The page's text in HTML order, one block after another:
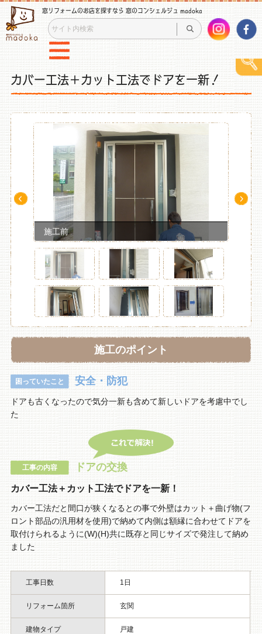
窓リフォームのお店を探すなら 窓のコンシェルジュ madoka
カバー工法＋カット工法でドアを一新！
施工前
施工のポイント
困っていたこと 安全・防犯
ドアも古くなったので気分一新も含めて新しいドアを考慮中でし
た
工事の内容 ドアの交換
カバー工法＋カット工法でドアを一新！
カバー工法だと間口が狭くなるとの事で外壁はカット＋曲げ物(フ
ロント部品の汎用材を使用)で納めて内側は額縁に合わせてドアを
取付けられるように(W)(H)共に既存と同じサイズで発注して納め
ました
工事日数 1日
リフォーム箇所 玄関
建物タイプ 戸建